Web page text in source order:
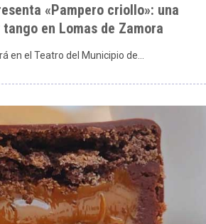
«Pampero criollo»: una
en Lomas de Zamora
en el Teatro del Municipio de…